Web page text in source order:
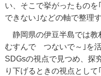
い、そこで挙がったものを
できない｣などの軸で整理す
静岡県の伊豆半島では教
むすんで つないで～｣を
SDGsの視点で見つめ、探
り下げるときの視点として